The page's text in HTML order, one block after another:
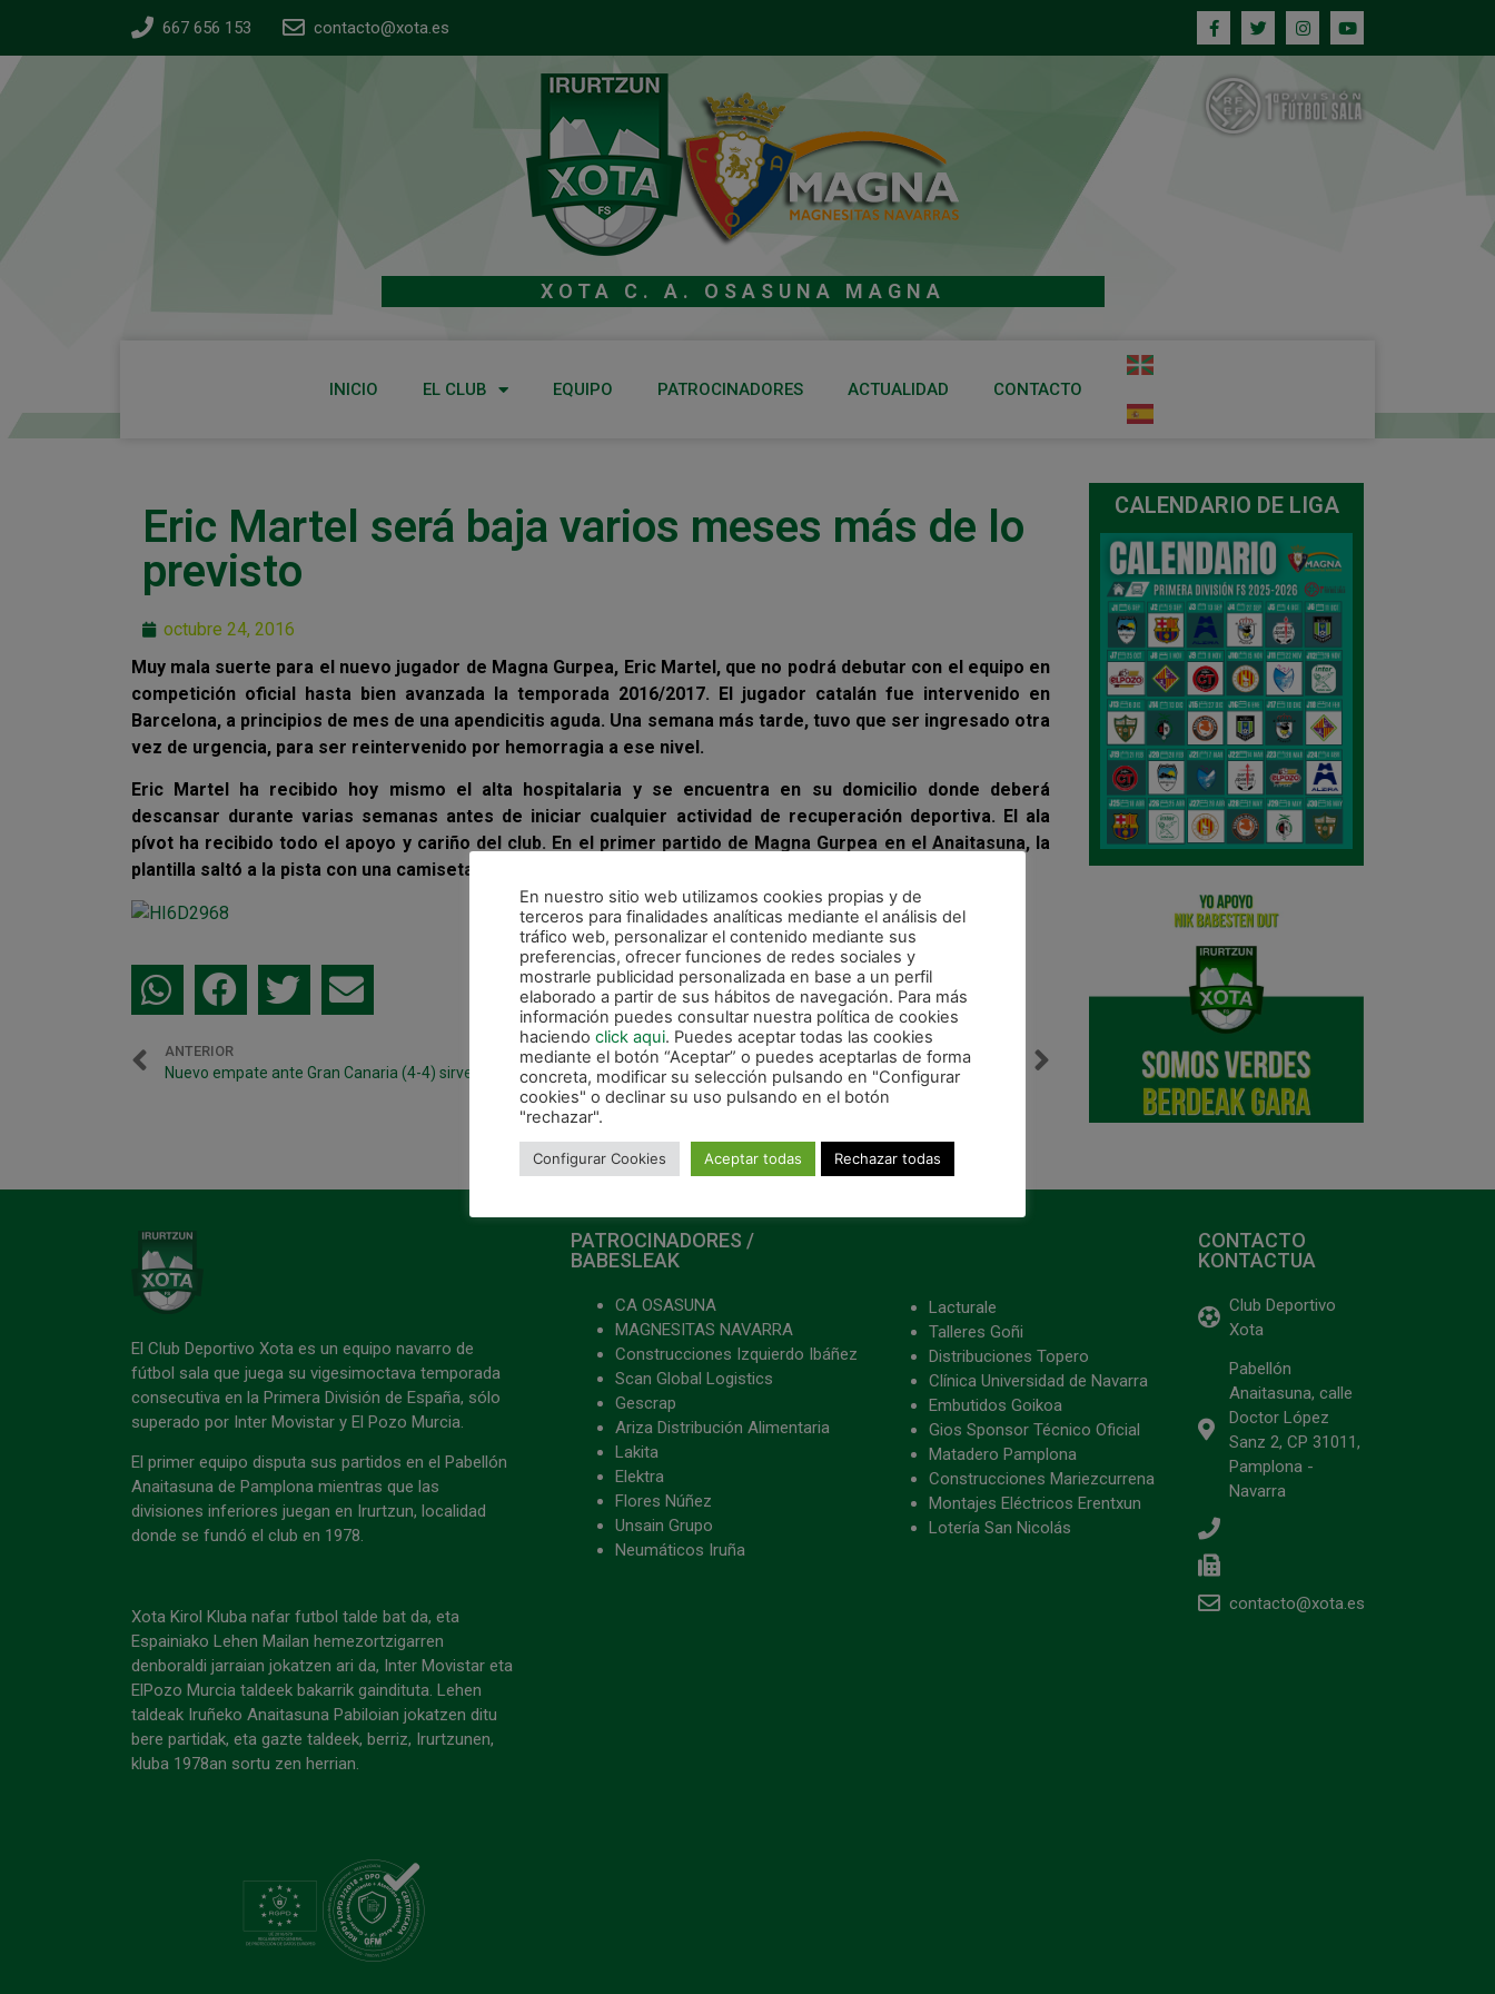
667 656 153 contacto@xota.es
XOTA C. A. OSASUNA MAGNA
INICIO EL CLUB EQUIPO PATROCINADORES ACTUALIDAD CONTACTO
Eric Martel será baja varios meses más de lo
previsto
octubre 24, 2016
Muy mala suerte para el nuevo jugador de Magna Gurpea, Eric Martel, que no podrá debutar con el equipo en
competición oficial hasta bien avanzada la temporada 2016/2017. El jugador catalán fue intervenido en
Barcelona, a principios de mes de una apendicitis aguda. Una semana más tarde, tuvo que ser ingresado otra
vez de urgencia, para ser reintervenido por hemorragia a ese nivel.
Eric Martel ha recibido hoy mismo el alta hospitalaria y se encuentra en su domicilio donde deberá
descansar durante varias semanas antes de iniciar cualquier actividad de recuperación deportiva. El ala
pívot ha recibido todo el apoyo y cariño del club. En el primer partido de Magna Gurpea en el Anaitasuna, la
plantilla saltó a la pista con una camiseta que mostraba la cercanía con su compañero.
ANTERIOR
Nuevo empate ante Gran Canaria (4-4) sirve para mantener la imbatibilidad
SIGUIENTE
CALENDARIO DE LIGA
El Club Deportivo Xota es un equipo navarro de
fútbol sala que juega su vigesimoctava temporada
consecutiva en la Primera División de España, sólo
superado por Inter Movistar y El Pozo Murcia.
El primer equipo disputa sus partidos en el Pabellón
Anaitasuna de Pamplona mientras que las
divisiones inferiores juegan en Irurtzun, localidad
donde se fundó el club en 1978.
Xota Kirol Kluba nafar futbol talde bat da, eta
Espainiako Lehen Mailan hemezortzigarren
denboraldi jarraian jokatzen ari da, Inter Movistar eta
ElPozo Murcia taldeek bakarrik gaindituta. Lehen
taldeak Iruñeko Anaitasuna Pabiloian jokatzen ditu
bere partidak, eta gazte taldeek, berriz, Irurtzunen,
kluba 1978an sortu zen herrian.
PATROCINADORES /
BABESLEAK
CA OSASUNA
MAGNESITAS NAVARRA
Construcciones Izquierdo Ibáñez
Scan Global Logistics
Gescrap
Ariza Distribución Alimentaria
Lakita
Elektra
Flores Núñez
Unsain Grupo
Neumáticos Iruña
Lacturale
Talleres Goñi
Distribuciones Topero
Clínica Universidad de Navarra
Embutidos Goikoa
Gios Sponsor Técnico Oficial
Matadero Pamplona
Construcciones Mariezcurrena
Montajes Eléctricos Erentxun
Lotería San Nicolás
CONTACTO
KONTACTUA
Club Deportivo
Xota
Pabellón
Anaitasuna, calle
Doctor López
Sanz 2, CP 31011,
Pamplona -
Navarra
contacto@xota.es
En nuestro sitio web utilizamos cookies propias y de
terceros para finalidades analíticas mediante el análisis del
tráfico web, personalizar el contenido mediante sus
preferencias, ofrecer funciones de redes sociales y
mostrarle publicidad personalizada en base a un perfil
elaborado a partir de sus hábitos de navegación. Para más
información puedes consultar nuestra política de cookies
haciendo click aqui. Puedes aceptar todas las cookies
mediante el botón “Aceptar” o puedes aceptarlas de forma
concreta, modificar su selección pulsando en "Configurar
cookies" o declinar su uso pulsando en el botón
"rechazar".
Configurar Cookies Aceptar todas Rechazar todas